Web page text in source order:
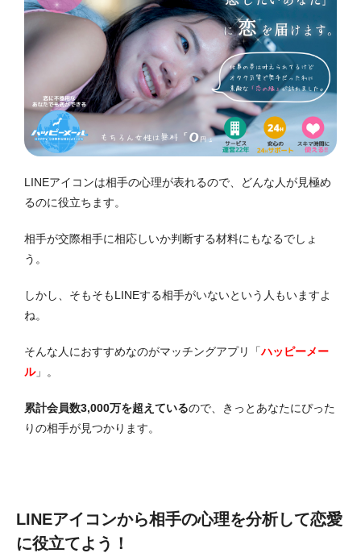
LINEアイコンは相手の心理が表れるので、どんな人が見極め
るのに役立ちます。
相手が交際相手に相応しいか判断する材料にもなるでしょ
う。
しかし、そもそもLINEする相手がいないという人もいますよ
ね。
そんな人におすすめなのがマッチングアプリ「ハッピーメー
ル」。
累計会員数3,000万を超えているので、きっとあなたにぴった
りの相手が見つかります。
LINEアイコンから相手の心理を分析して恋愛
に役立てよう！